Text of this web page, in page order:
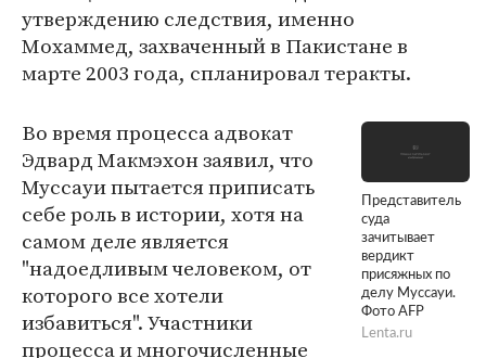
утверждению следствия, именно
Мохаммед, захваченный в Пакистане в
марте 2003 года, спланировал теракты.
Представитель
суда
зачитывает
вердикт
присяжных по
делу Муссауи.
Фото AFP
Lenta.ru
Во время процесса адвокат
Эдвард Макмэхон заявил, что
Муссауи пытается приписать
себе роль в истории, хотя на
самом деле является
"надоедливым человеком, от
которого все хотели
избавиться". Участники
процесса и многочисленные